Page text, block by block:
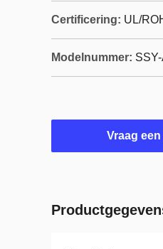
Certificering: UL/
Modelnummer:
Vraag